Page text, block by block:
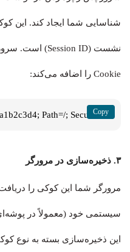
شناسایی شما ایجاد کند. این
Cookie را اضافه می‌کند:
Path=/; Secure
۳. ذخیره‌سازی در مرورگر
مرورگر شما این کوکی را
سیستمی خود (معمولاً در
این ذخیره‌سازی بسته به نوع